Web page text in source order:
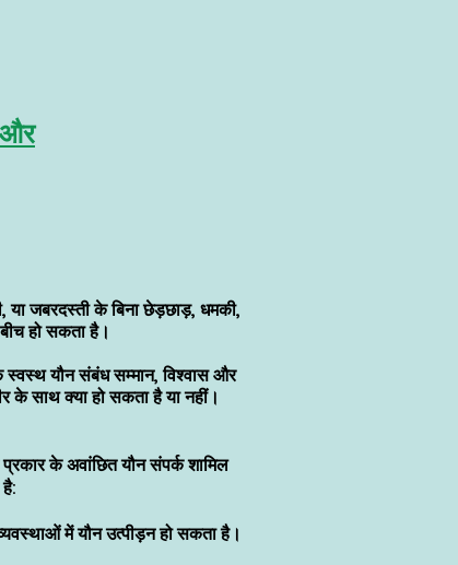
और
या जबरदस्ती के बिना छेड़छाड़, धमकी,
हो सकता है।
स्वस्थ यौन संबंध सम्मान, विश्वास और
के साथ क्या हो सकता है या नहीं।
के अवांछित यौन संपर्क शामिल
में यौन उत्पीड़न हो सकता है।